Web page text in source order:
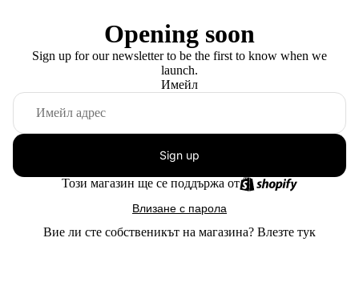
Opening soon
Sign up for our newsletter to be the first to know when we
launch.
Имейл
Sign up
Този магазин ще се поддържа от
Влизане с парола
Вие ли сте собственикът на магазина? Влезте тук